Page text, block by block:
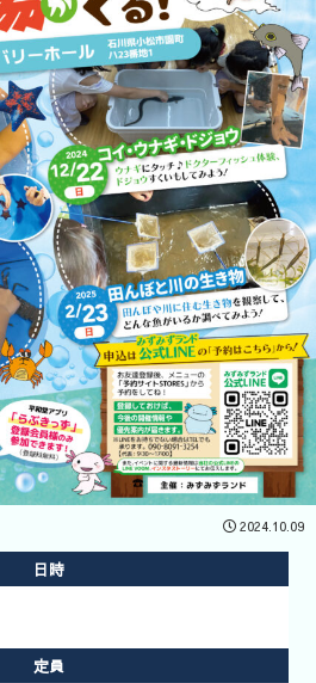
開催企業向
けはコチラ
あそべ～る
2024.10.09
日時
定員